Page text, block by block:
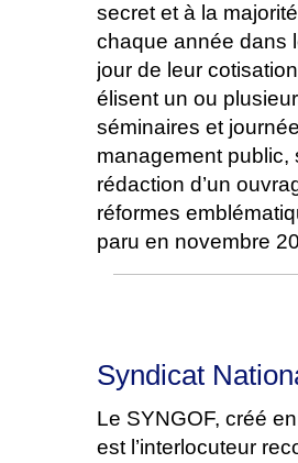
secret et à la
chaque année dans
jour de leur
élisent un ou
séminaires et
management
rédaction d’un
réformes
paru en novembre
Syndicat
Le SYNGOF, créé
est l’interlocuteur